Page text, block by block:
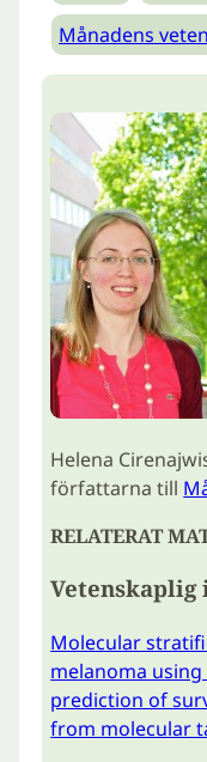
Månadens
Helena
författarna till
RELATERAT
Molecular
melanoma
prediction of
from molecular